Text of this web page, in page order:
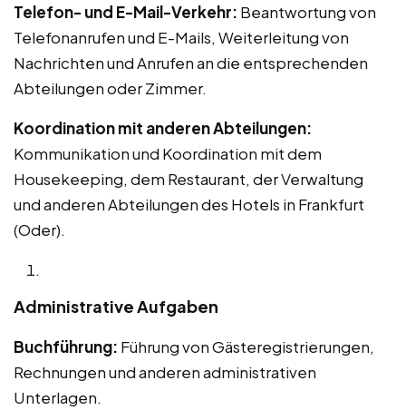
Telefon- und E-Mail-Verkehr: Beantwortung von
Telefonanrufen und E-Mails, Weiterleitung von
Nachrichten und Anrufen an die entsprechenden
Abteilungen oder Zimmer.
Koordination mit anderen Abteilungen:
Kommunikation und Koordination mit dem
Housekeeping, dem Restaurant, der Verwaltung
und anderen Abteilungen des Hotels in Frankfurt
(Oder).
Administrative Aufgaben
Buchführung: Führung von Gästeregistrierungen,
Rechnungen und anderen administrativen
Unterlagen.